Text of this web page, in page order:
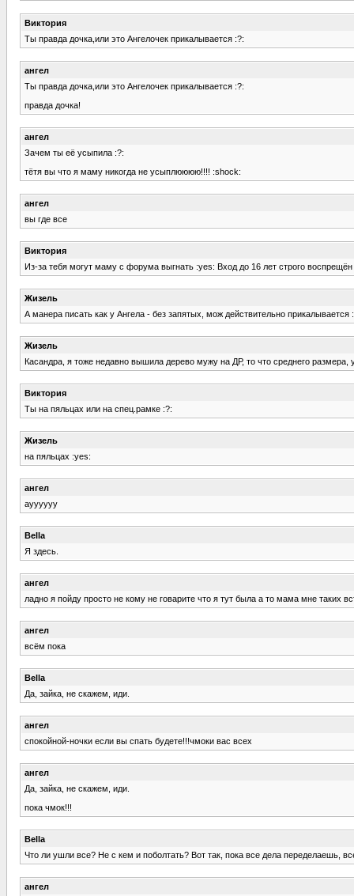
Виктория
Ты правда дочка,или это Ангелочек прикалывается :?:
ангел
Ты правда дочка,или это Ангелочек прикалывается :?:
правда дочка!
ангел
Зачем ты её усыпила :?:
тётя вы что я маму никогда не усыплюююю!!!! :shock:
ангел
вы где все
Виктория
Из-за тебя могут маму с форума выгнать :yes: Вход до 16 лет строго воспрещён
Жизель
А манера писать как у Ангела - без запятых, мож действительно прикалывается
Жизель
Касандра, я тоже недавно вышила дерево мужу на ДР, то что среднего
Виктория
Ты на пяльцах или на спец.рамке :?:
Жизель
на пяльцах :yes:
ангел
ауууууу
Bella
Я здесь.
ангел
ладно я пойду просто не кому не говарите что я тут была а то мама мне таких
ангел
всём пока
Bella
Да, зайка, не скажем, иди.
ангел
спокойной-ночки если вы спать будете!!!чмоки вас всех
ангел
Да, зайка, не скажем, иди.
пока чмок!!!
Bella
Что ли ушли все? Не с кем и поболтать? Вот так, пока все дела переделаешь,
ангел